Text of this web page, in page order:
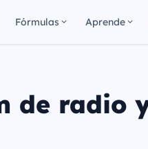
Fórmulas Aprende
de radio